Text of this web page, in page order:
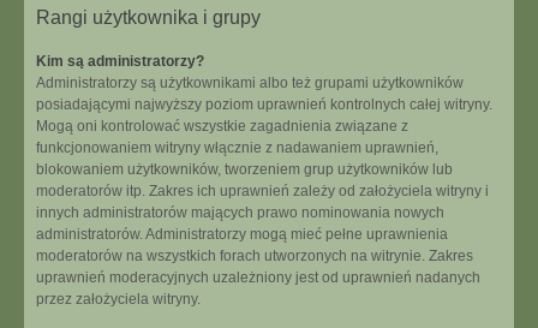
Rangi użytkownika i grupy
Kim są administratorzy?
Administratorzy są użytkownikami albo też grupami użytkowników
posiadającymi najwyższy poziom uprawnień kontrolnych całej witryny.
Mogą oni kontrolować wszystkie zagadnienia związane z
funkcjonowaniem witryny włącznie z nadawaniem uprawnień,
blokowaniem użytkowników, tworzeniem grup użytkowników lub
moderatorów itp. Zakres ich uprawnień zależy od założyciela witryny i
innych administratorów mających prawo nominowania nowych
administratorów. Administratorzy mogą mieć pełne uprawnienia
moderatorów na wszystkich forach utworzonych na witrynie. Zakres
uprawnień moderacyjnych uzależniony jest od uprawnień nadanych
przez założyciela witryny.